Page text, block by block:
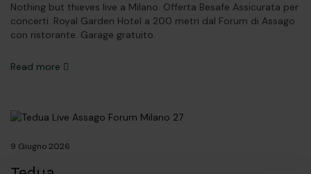
Nothing but thieves live a Milano. Offerta Besafe Assicurata per
concerti. Royal Garden Hotel a 200 metri dal Forum di Assago
con ristorante. Garage gratuito.
Read more
9 Giugno 2026